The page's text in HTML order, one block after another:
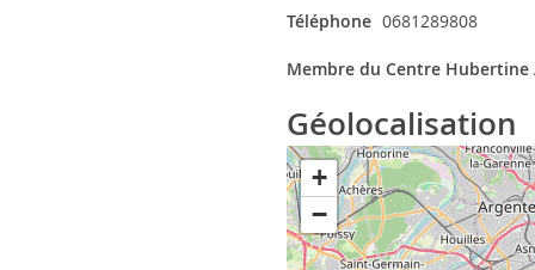
Téléphone 0681289808
Membre du Centre
Géolocalisation
+
−